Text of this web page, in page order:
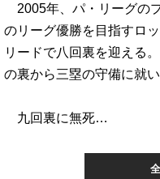
2005年、パ・リーグの
のリーグ優勝を目指すロ
リードで八回裏を迎える
の裏から三塁の守備に就い
九回裏に無死…